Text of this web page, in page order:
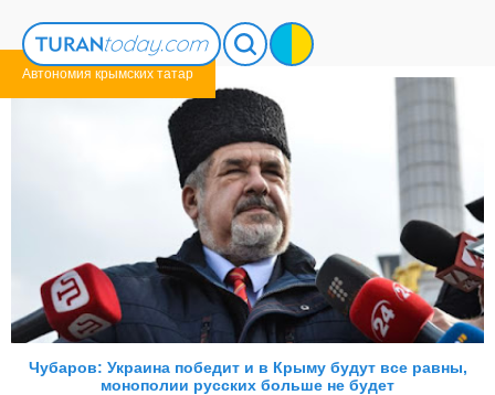
Автономия крымских татар
Чубаров: Украина победит и в Крыму будут все равны,
монополии русских больше не будет